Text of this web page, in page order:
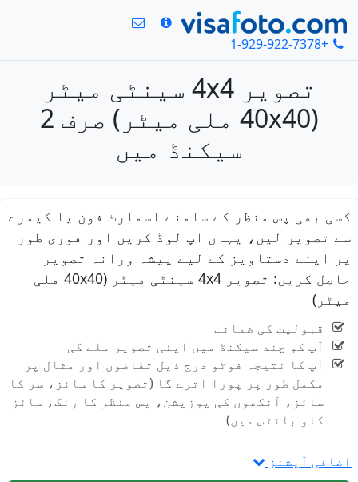
+1-929-922-7378
تصویر 4x4 سینٹی میٹر
(40x40 ملی میٹر) صرف 2
سیکنڈ میں
کسی بھی پس منظر کے سامنے اسمارٹ فون یا کیمرے
سے تصویر لیں، یہاں اپ لوڈ کریں اور فوری طور
پر اپنے دستاویز کے لیے پیشہ ورانہ تصویر
حاصل کریں: تصویر 4x4 سینٹی میٹر (40x40 ملی
میٹر)
قبولیت کی ضمانت
آپ کو چند سیکنڈ میں اپنی تصویر ملے گی
آپ کا نتیجہ فوٹو درج ذیل تقاضوں اور مثال پر
مکمل طور پر پورا اترے گا (تصویر کا سائز، سر کا
سائز، آنکھوں کی پوزیشن، پس منظر کا رنگ، سائز
کلو بائٹس میں)
اضافی آپشنز